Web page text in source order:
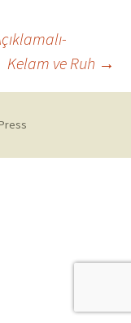
Kelam ve Ruh →